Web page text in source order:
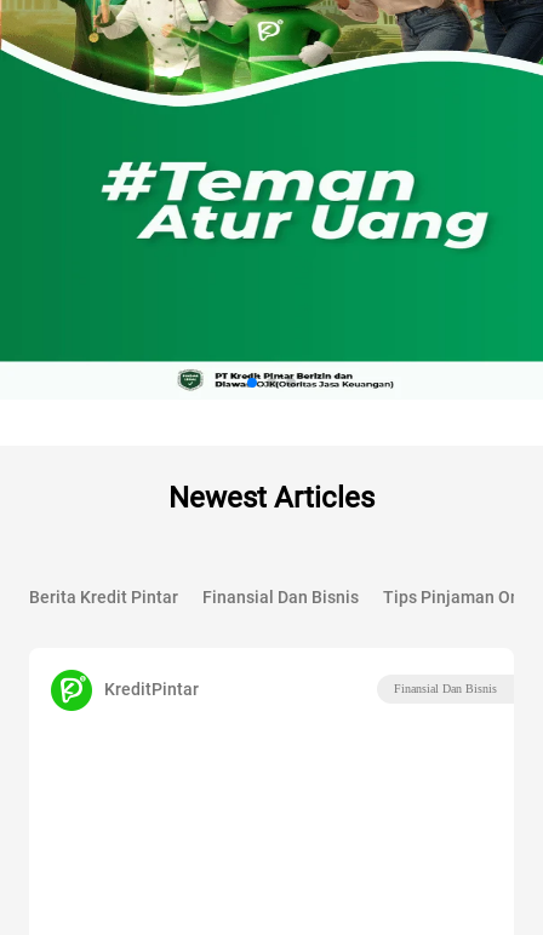
Newest Articles
Berita Kredit Pintar Finansial Dan Bisnis Tips Pinjaman
KreditPintar Finansial Dan Bisnis